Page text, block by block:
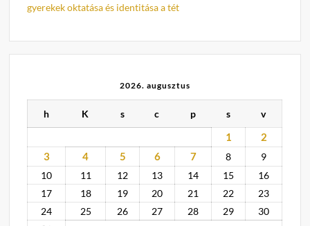
gyerekek oktatása és identitása a tét
2026. augusztus
h K s c p s v
1
2
3
4 5 6 7 8
9
10
11 12 13 14 15
16
17
18 19 20 21 22
23
24
25 26 27 28 29
30